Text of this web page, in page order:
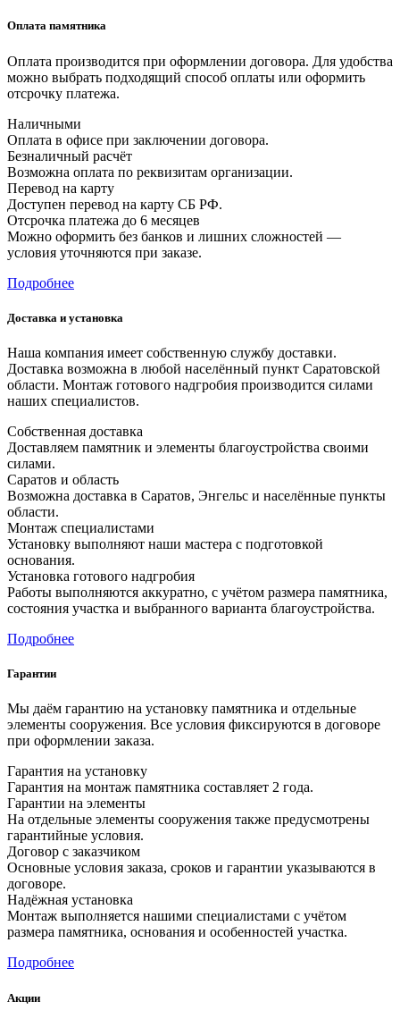
Оплата памятника
Оплата производится при оформлении договора. Для удобства
можно выбрать подходящий способ оплаты или оформить
отсрочку платежа.
Наличными
Оплата в офисе при заключении договора.
Безналичный расчёт
Возможна оплата по реквизитам организации.
Перевод на карту
Доступен перевод на карту СБ РФ.
Отсрочка платежа до 6 месяцев
Можно оформить без банков и лишних сложностей —
условия уточняются при заказе.
Подробнее
Доставка и установка
Наша компания имеет собственную службу доставки.
Доставка возможна в любой населённый пункт Саратовской
области. Монтаж готового надгробия производится силами
наших специалистов.
Собственная доставка
Доставляем памятник и элементы благоустройства своими
силами.
Саратов и область
Возможна доставка в Саратов, Энгельс и населённые пункты
области.
Монтаж специалистами
Установку выполняют наши мастера с подготовкой
основания.
Установка готового надгробия
Работы выполняются аккуратно, с учётом размера памятника,
состояния участка и выбранного варианта благоустройства.
Подробнее
Гарантии
Мы даём гарантию на установку памятника и отдельные
элементы сооружения. Все условия фиксируются в договоре
при оформлении заказа.
Гарантия на установку
Гарантия на монтаж памятника составляет 2 года.
Гарантии на элементы
На отдельные элементы сооружения также предусмотрены
гарантийные условия.
Договор с заказчиком
Основные условия заказа, сроков и гарантии указываются в
договоре.
Надёжная установка
Монтаж выполняется нашими специалистами с учётом
размера памятника, основания и особенностей участка.
Подробнее
Акции